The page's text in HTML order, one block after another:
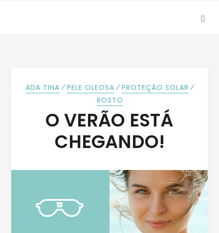
ADA TINA ⁄ PELE OLEOSA ⁄ PROTEÇÃO SOLAR ⁄
ROSTO
O VERÃO ESTÁ
CHEGANDO!